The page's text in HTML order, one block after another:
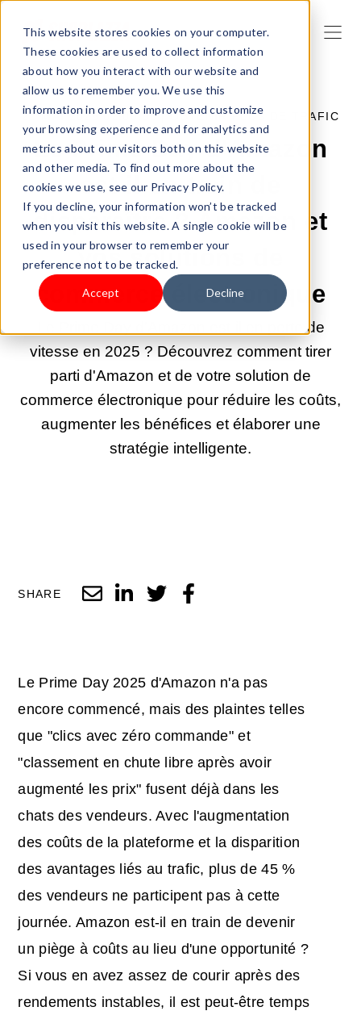
This website stores cookies on your computer.
These cookies are used to collect information
about how you interact with our website and
allow us to remember you. We use this
information in order to improve and customize
your browsing experience and for analytics and
metrics about our visitors both on this website
and other media. To find out more about the
cookies we use, see our Privacy Policy.
If you decline, your information won’t be tracked
when you visit this website. A single cookie will be
used in your browser to remember your
preference not to be tracked.
Accept Decline
22 MAI 2025 02:00:00 |OBTENIR PLUS DE TRAFIC
Le Prime Day d'Amazon
est-il en train de
disparaître ? Amazon et
vos solutions de
commerce électronique
Le Prime Day d'Amazon est-il en perte de
vitesse en 2025 ? Découvrez comment tirer
parti d'Amazon et de votre solution de
commerce électronique pour réduire les coûts,
augmenter les bénéfices et élaborer une
stratégie intelligente.
SHARE
Le Prime Day 2025 d'Amazon n'a pas
encore commencé, mais des plaintes telles
que "clics avec zéro commande" et
"classement en chute libre après avoir
augmenté les prix" fusent déjà dans les
chats des vendeurs. Avec l'augmentation
des coûts de la plateforme et la disparition
des avantages liés au trafic, plus de 45 %
des vendeurs ne participent pas à cette
journée. Amazon est-il en train de devenir
un piège à coûts au lieu d'une opportunité ?
Si vous en avez assez de courir après des
rendements instables, il est peut-être temps